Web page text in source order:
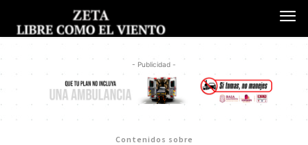
- Publicidad -
Contenidos sobre